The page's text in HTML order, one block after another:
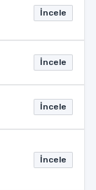
İncele
İncele
İncele
İncele